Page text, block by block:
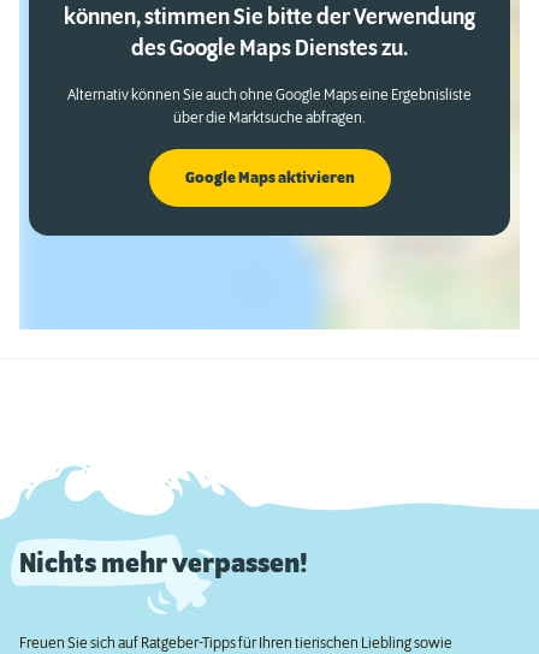
können, stimmen Sie bitte der Verwendung
des Google Maps Dienstes zu.
Alternativ können Sie auch ohne Google Maps eine Ergebnisliste
über die Marktsuche abfragen.
Google Maps aktivieren
Nichts mehr verpassen!
Freuen Sie sich auf Ratgeber-Tipps für Ihren tierischen Liebling sowie